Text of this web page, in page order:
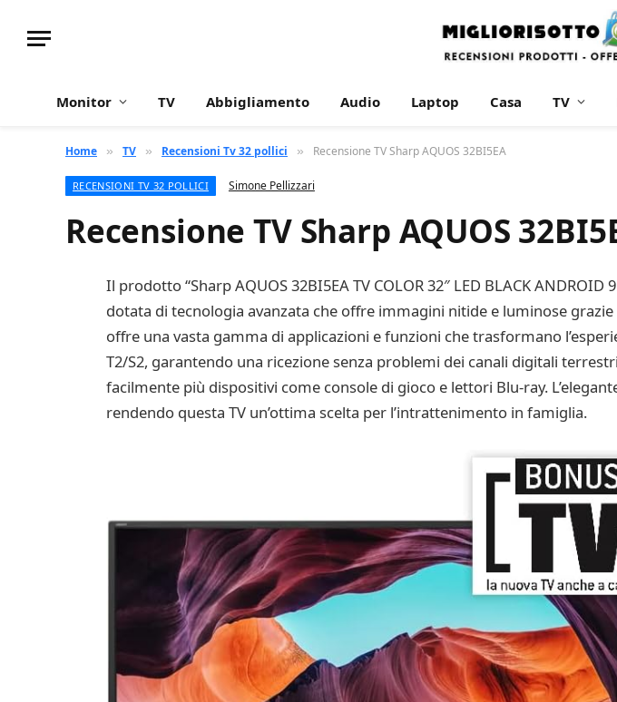
Monitor TV Abbigliamento Audio Laptop Casa TV
Home » TV » Recensioni Tv 32 pollici » Recensione TV Sharp AQUOS 32BI5EA
RECENSIONI TV 32 POLLICI Simone Pellizzari
Recensione TV Sharp AQUOS
Il prodotto “Sharp AQUOS 32BI5EA TV COLOR 32″ LED BLACK
dotata di tecnologia avanzata che offre immagini nitide e luminose
offre una vasta gamma di applicazioni e funzioni che trasformano
T2/S2, garantendo una ricezione senza problemi dei canali digitali
facilmente più dispositivi come console di gioco e lettori Blu-ray.
rendendo questa TV un’ottima scelta per l’intrattenimento in famiglia.